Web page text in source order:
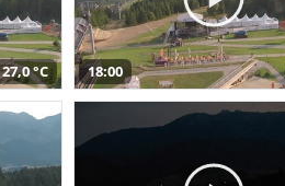
27,0 °C 18:00